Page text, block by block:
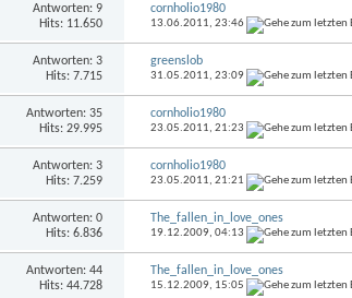
Antworten: 9
Hits: 11.650
cornholio1980
13.06.2011, 23:46
Antworten: 3
Hits: 7.715
greenslob
31.05.2011, 23:09
Antworten: 35
Hits: 29.995
cornholio1980
23.05.2011, 21:23
Antworten: 3
Hits: 7.259
cornholio1980
23.05.2011, 21:21
Antworten: 0
Hits: 6.836
The_fallen_in_love_ones
19.12.2009, 04:13
Antworten: 44
Hits: 44.728
The_fallen_in_love_ones
15.12.2009, 15:05